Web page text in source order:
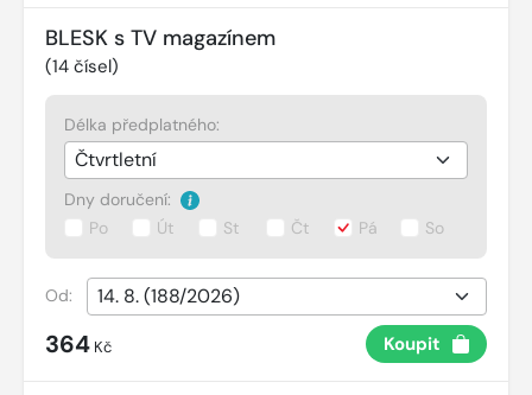
BLESK s TV magazínem
(14 čísel)
Délka předplatného:
Dny doručení:
Po
Út St Čt Pá So
Od:
364 Kč Koupit